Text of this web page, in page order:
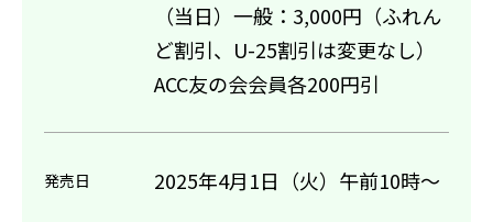
（当日）一般：3,000円（ふれん
ど割引、U-25割引は変更なし）
ACC友の会会員各200円引
発売日 2025年4月1日（火）午前10時～